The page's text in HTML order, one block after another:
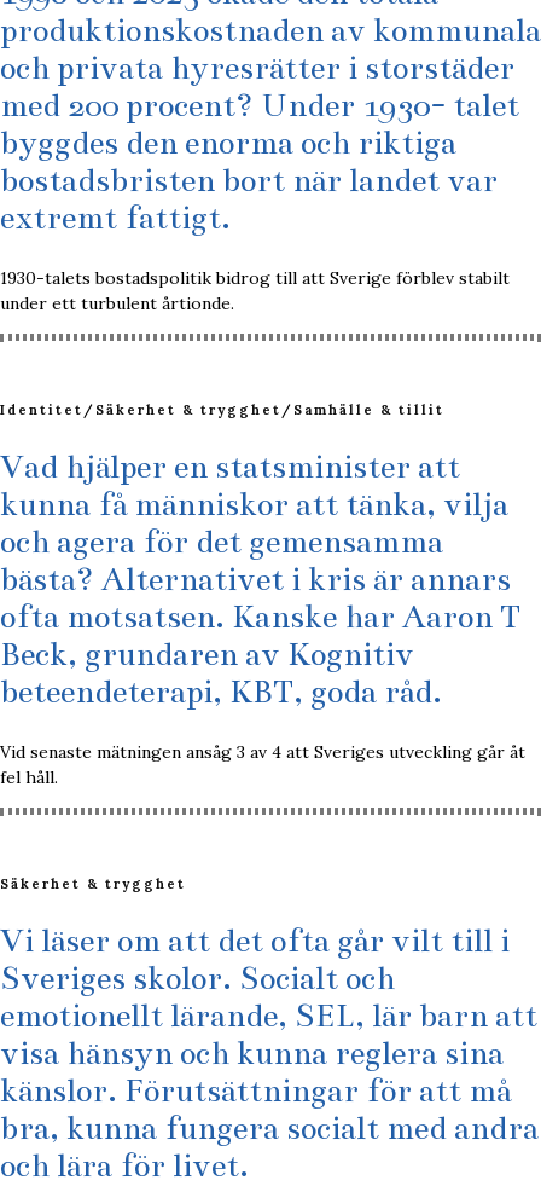
produktionskostnaden av kommunala
och privata hyresrätter i storstäder
med 200 procent? Under 1930- talet
byggdes den enorma och riktiga
bostadsbristen bort när landet var
extremt fattigt.
1930-talets bostadspolitik bidrog till att Sverige förblev stabilt
under ett turbulent årtionde.
Identitet / Säkerhet & trygghet / Samhälle & tillit
Vad hjälper en statsminister att
kunna få människor att tänka, vilja
och agera för det gemensamma
bästa? Alternativet i kris är annars
ofta motsatsen. Kanske har Aaron T
Beck, grundaren av Kognitiv
beteendeterapi, KBT, goda råd.
Vid senaste mätningen ansåg 3 av 4 att Sveriges utveckling går åt
fel håll.
Säkerhet & trygghet
Vi läser om att det ofta går vilt till i
Sveriges skolor. Socialt och
emotionellt lärande, SEL, lär barn att
visa hänsyn och kunna reglera sina
känslor. Förutsättningar för att må
bra, kunna fungera socialt med andra
och lära för livet.